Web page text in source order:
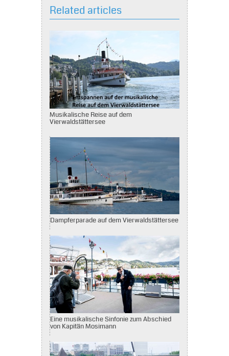
Related articles
Musikalische Reise auf dem
Vierwaldstättersee
Dampferparade auf dem Vierwaldstättersee
Eine musikalische Sinfonie zum Abschied
von Kapitän Mosimann